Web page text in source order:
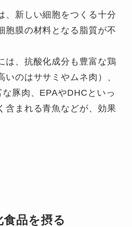
、新しい細胞をつくる十分
胞膜の材料となる脂質が不
は、抗酸化成分も豊富な鶏
いのはササミやムネ肉）、
豚肉、EPAやDHCといっ
含まれる青魚などが、効果
品を摂る